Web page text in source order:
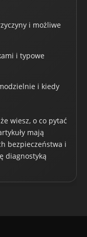
i możliwe
i typowe
i kiedy
wiesz, o co pytać
mają
bezpieczeństwa i
diagnostyką